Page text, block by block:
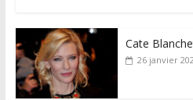
Cate
26 janvier